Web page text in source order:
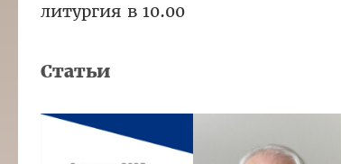
литургия в 10.00
Статьи